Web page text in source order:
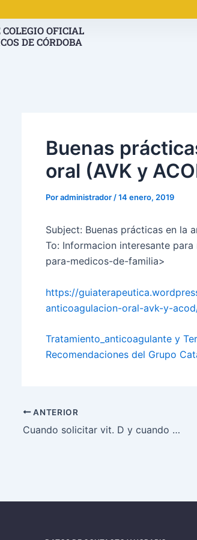
OFICIAL
DE CÓRDOBA
Buenas
oral (AVK y
Poradministrador /14 enero, 2019
Subject: Buenas prácticas en la
To: Informacion interesante
para-medicos-de-familia>
https://
anticoagulacion-oral-avk-y-
Tratamiento_anticoagulante y
Recomendaciones del Grupo
entradas
ANTERIOR
Cuando solicitar vit. D y cuando prescribirla. Docencia Rafalafena 2019